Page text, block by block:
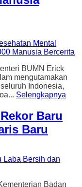
BUMN Erick
mengutamakan
Indonesia,
Selengkapnya
Baru
Baru
Badan